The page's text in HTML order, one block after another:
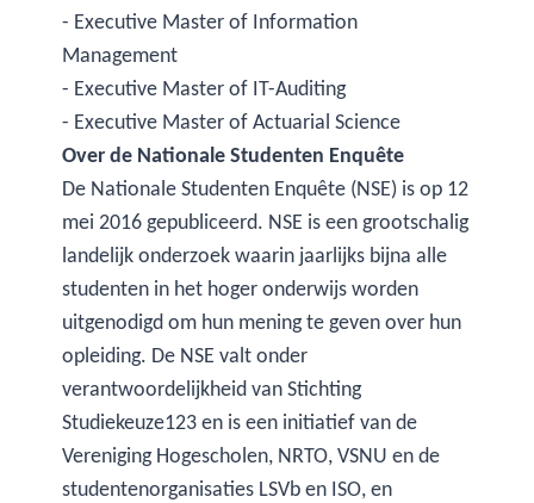
- Executive Master of Information
Management
- Executive Master of IT-Auditing
- Executive Master of Actuarial Science
Over de Nationale Studenten Enquête
De Nationale Studenten Enquête (NSE) is op 12
mei 2016 gepubliceerd. NSE is een grootschalig
landelijk onderzoek waarin jaarlijks bijna alle
studenten in het hoger onderwijs worden
uitgenodigd om hun mening te geven over hun
opleiding. De NSE valt onder
verantwoordelijkheid van Stichting
Studiekeuze123 en is een initiatief van de
Vereniging Hogescholen, NRTO, VSNU en de
studentenorganisaties LSVb en ISO, en